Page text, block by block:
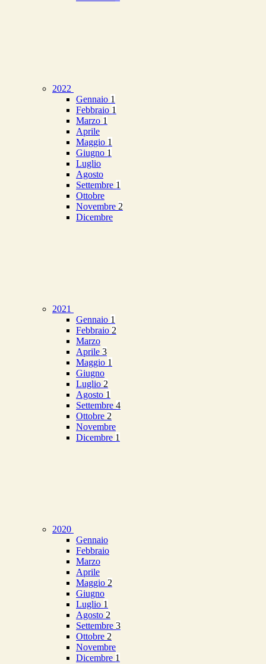
2022
Gennaio 1
Febbraio 1
Marzo 1
Aprile
Maggio 1
Giugno 1
Luglio
Agosto
Settembre 1
Ottobre
Novembre 2
Dicembre
2021
Gennaio 1
Febbraio 2
Marzo
Aprile 3
Maggio 1
Giugno
Luglio 2
Agosto 1
Settembre 4
Ottobre 2
Novembre
Dicembre 1
2020
Gennaio
Febbraio
Marzo
Aprile
Maggio 2
Giugno
Luglio 1
Agosto 2
Settembre 3
Ottobre 2
Novembre
Dicembre 1